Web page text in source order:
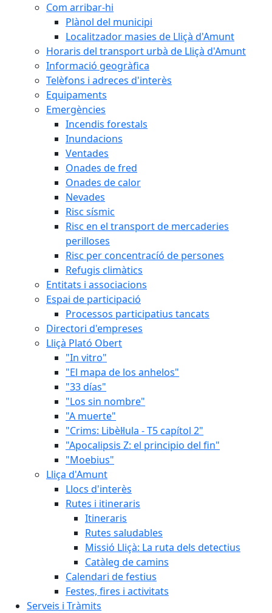
Com arribar-hi
Plànol del municipi
Localitzador masies de Lliçà d'Amunt
Horaris del transport urbà de Lliçà d'Amunt
Informació geogràfica
Telèfons i adreces d'interès
Equipaments
Emergències
Incendis forestals
Inundacions
Ventades
Onades de fred
Onades de calor
Nevades
Risc sísmic
Risc en el transport de mercaderies
perilloses
Risc per concentracíó de persones
Refugis climàtics
Entitats i associacions
Espai de participació
Processos participatius tancats
Directori d'empreses
Lliçà Plató Obert
"In vitro"
"El mapa de los anhelos"
"33 días"
"Los sin nombre"
"A muerte"
"Crims: Libèl·lula - T5 capítol 2"
"Apocalipsis Z: el principio del fin"
"Moebius"
Lliça d'Amunt
Llocs d'interès
Rutes i itineraris
Itineraris
Rutes saludables
Missió Lliçà: La ruta dels detectius
Catàleg de camins
Calendari de festius
Festes, fires i activitats
Serveis i Tràmits